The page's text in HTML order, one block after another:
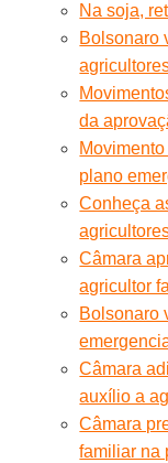
Na soja,
Bolsonaro
da
plano
Conheça
Câmara
agricultor
Bolsonaro
Câmara
auxílio a
Câmara
familiar na